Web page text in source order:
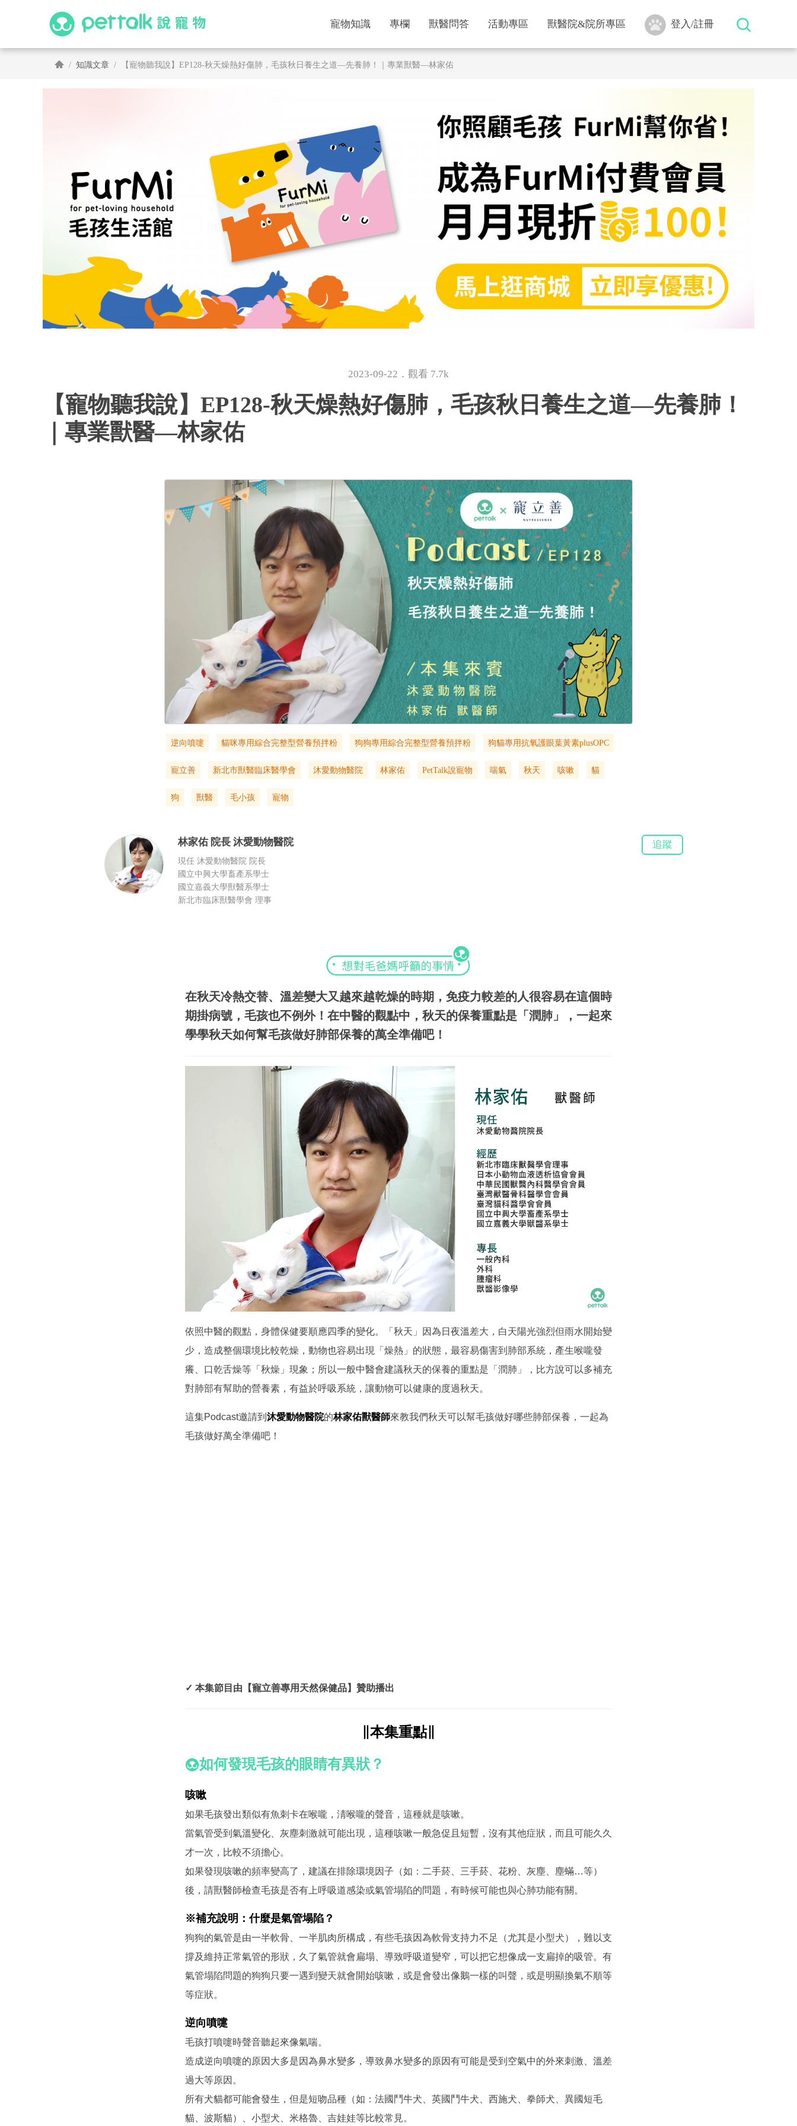
寵物知識 專欄 獸醫問答 活動專區 獸醫院&院所專區 登入/註冊
知識文章 【寵物聽我說】EP128-秋天燥熱好傷肺，毛孩秋日養生之道—先養肺！｜專業獸醫—林家佑
2023-09-22．觀看 7.7k
【寵物聽我說】EP128-秋天燥熱好傷肺，毛孩秋日養生之道—先養肺！
｜專業獸醫—林家佑
逆向噴嚏 貓咪專用綜合完整型營養預拌粉 狗狗專用綜合完整型營養預拌粉 狗貓專用抗氧護眼葉黃素plusOPC
寵立善 新北市獸醫臨床醫學會 沐愛動物醫院 林家佑 PetTalk說寵物 喘氣 秋天 咳嗽 貓
狗 獸醫 毛小孩 寵物
林家佑 院長 沐愛動物醫院
現任 沐愛動物醫院 院長
國立中興大學畜產系學士
國立嘉義大學獸醫系學士
新北市臨床獸醫學會 理事
追蹤
在秋天冷熱交替、溫差變大又越來越乾燥的時期，免疫力較差的人很容易在這個時
期掛病號，毛孩也不例外！在中醫的觀點中，秋天的保養重點是「潤肺」，一起來
學學秋天如何幫毛孩做好肺部保養的萬全準備吧！
依照中醫的觀點，身體保健要順應四季的變化。「秋天」因為日夜溫差大，白天陽光強烈但雨水開始變
少，造成整個環境比較乾燥，動物也容易出現「燥熱」的狀態，最容易傷害到肺部系統，產生喉嚨發
癢、口乾舌燥等「秋燥」現象；所以一般中醫會建議秋天的保養的重點是「潤肺」，比方說可以多補充
對肺部有幫助的營養素，有益於呼吸系統，讓動物可以健康的度過秋天。
這集Podcast邀請到 沐愛動物醫院的林家佑獸醫師來教我們秋天可以幫毛孩做好哪些肺部保養，一起為
毛孩做好萬全準備吧！
✓ 本集節目由【寵立善專用天然保健品】贊助播出
∥本集重點∥
如何發現毛孩的眼睛有異狀？
咳嗽
如果毛孩發出類似有魚刺卡在喉嚨，淸喉嚨的聲音，這種就是咳嗽。
當氣管受到氣溫變化、灰塵刺激就可能出現，這種咳嗽一般急促且短暫，沒有其他症狀，而且可能久久
才一次，比較不須擔心。
如果發現咳嗽的頻率變高了，建議在排除環境因子（如：二手菸、三手菸、花粉、灰塵、塵蟎…等）
後，請獸醫師檢查毛孩是否有上呼吸道感染或氣管塌陷的問題，有時候可能也與心肺功能有關。
※補充說明：什麼是氣管塌陷？
狗狗的氣管是由一半軟骨、一半肌肉所構成，有些毛孩因為軟骨支持力不足（尤其是小型犬），難以支
撐及維持正常氣管的形狀，久了氣管就會扁塌、導致呼吸道變窄，可以把它想像成一支扁掉的吸管。有
氣管塌陷問題的狗狗只要一遇到變天就會開始咳嗽，或是會發出像鵝一樣的叫聲，或是明顯換氣不順等
等症狀。
逆向噴嚏
毛孩打噴嚏時聲音聽起來像氣喘。
造成逆向噴嚏的原因大多是因為鼻水變多，導致鼻水變多的原因有可能是受到空氣中的外來刺激、溫差
過大等原因。
所有犬貓都可能會發生，但是短吻品種（如：法國鬥牛犬、英國鬥牛犬、西施犬、拳師犬、異國短毛
貓、波斯貓）、小型犬、米格魯、吉娃娃等比較常見。